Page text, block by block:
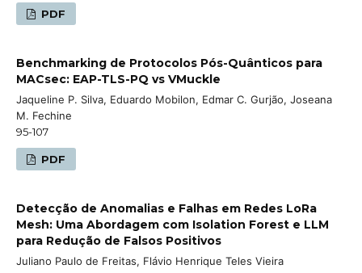
PDF
Benchmarking de Protocolos Pós-Quânticos para
MACsec: EAP-TLS-PQ vs VMuckle
Jaqueline P. Silva, Eduardo Mobilon, Edmar C. Gurjão, Joseana
M. Fechine
95-107
PDF
Detecção de Anomalias e Falhas em Redes LoRa
Mesh: Uma Abordagem com Isolation Forest e LLM
para Redução de Falsos Positivos
Juliano Paulo de Freitas, Flávio Henrique Teles Vieira